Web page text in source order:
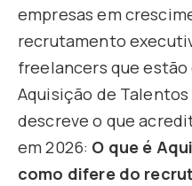
empresas em
recrutamento
freelancers que
Aquisição de
descreve o que
em 2026: O que é
como difere do